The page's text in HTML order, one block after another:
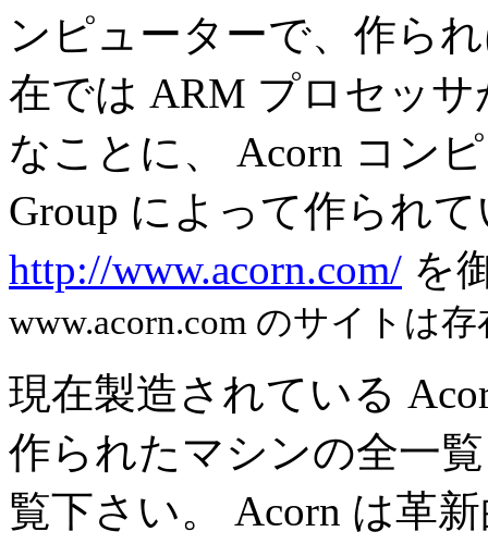
ンピューターで、作ら
在では ARM プロセッ
なことに、 Acorn コン
Group によって作られ
http://www.acorn.com/ を
www.acorn.com のサイトは
現在製造されている
作られたマシンの全一
覧下さい。 Acorn は革